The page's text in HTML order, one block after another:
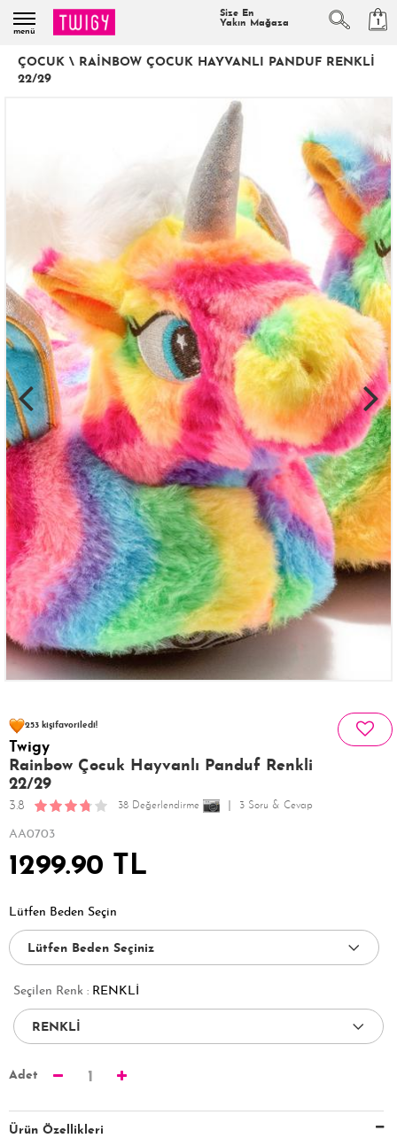
menü
Size En
Yakın Mağaza
1
ÇOCUK \ RAINBOW ÇOCUK HAYVANLI PANDUF RENKLI
22/29
253 kişifavoriledi!
17 kişiSatın Aldı!
211 kişi
Twigy
Rainbow Çocuk Hayvanlı Panduf Renkli
22/29
3.8 38 Değerlendirme 3 Soru & Cevap
AA0703
1299.90 TL
Lütfen Beden Seçin
Seçilen Renk : RENKLİ
Adet 1
Ürün Özellikleri